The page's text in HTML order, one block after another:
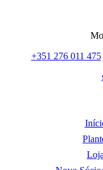
+351 276 011 475
Loja